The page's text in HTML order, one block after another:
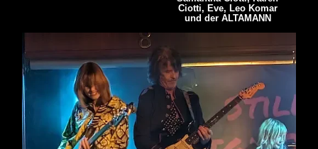
Ciotti, Eve, Leo Komar
und der ALTAMANN